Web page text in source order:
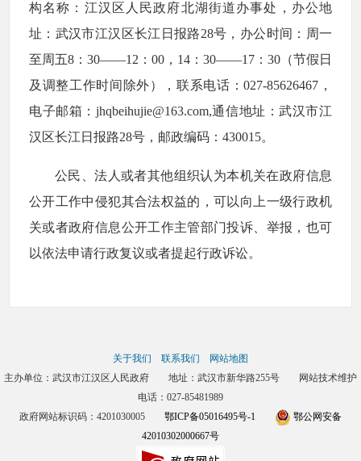
构名称：江汉区人民政府北湖街道办事处，办公地
址：武汉市江汉区长江日报路28号，办公时间：周一
至周五8：30——12：00，14：30——17：30（节假日
及调整工作时间除外），联系电话：027-85626467，
电子邮箱：jhqbeihujie@163.com,通信地址：武汉市江
汉区长江日报路28号，邮政编码：430015。
公民、法人或者其他组织认为本机关在政府信息
公开工作中侵犯其合法权益的，可以向上一级行政机
关或者政府信息公开工作主管部门投诉、举报，也可
以依法申请行政复议或者提起行政诉讼。
关于我们 联系我们
网站地图
主办单位：武汉市江汉区人民政府 地址：武汉市新华路255号 网站技术维护
电话：027-85481989
政府网站标识码：4201030005 鄂ICP备05016495号-1
鄂公网安备
42010302000667号